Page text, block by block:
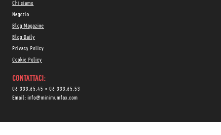
Chi siamo
Negozio
Blog Magazine
Blog Daily
Privacy Policy
Cookie Policy
CONTATTACI:
06 333.65.45 • 06 333.65.53
Email: info@minimumfax.com